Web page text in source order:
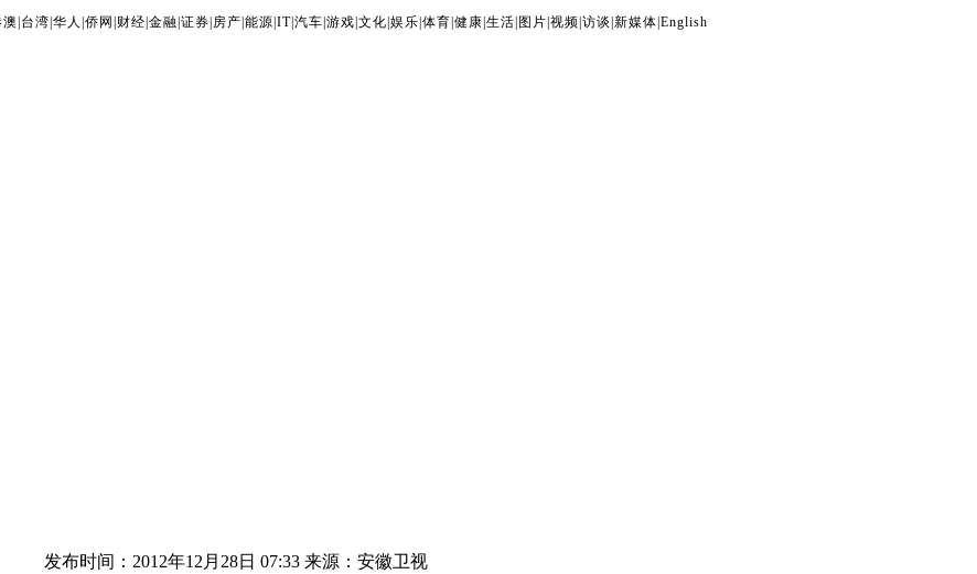
台湾 华人 侨网 财经 金融 证券 房产 能源 IT| 汽车 游戏 文化 娱乐 体育 健康 生活 图片 视频 访谈 新媒体 English
发布时间：2012年12月28日 07:33 来源：安徽卫视